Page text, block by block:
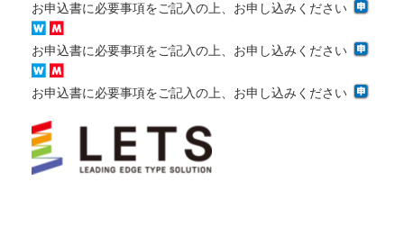
お申込書に必要事項をご記入の上、お申し込みください
お申込書に必要事項をご記入の上、お申し込みください
お申込書に必要事項をご記入の上、お申し込みください